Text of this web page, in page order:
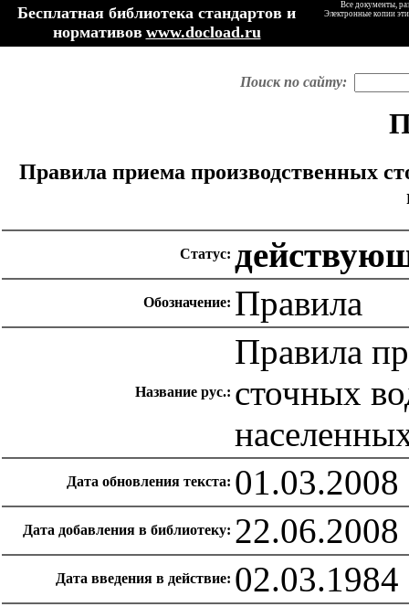
Бесплатная библиотека стандартов и
нормативов www.docload.ru
Все документы,
Электронные копии
Поиск по сайту:
Правила приема производственных
Статус:
Обозначение: Правила
Название рус.:
Правила
сточных
Дата обновления текста: 01.03.2008
Дата добавления в библиотеку: 22.06.2008
Дата введения в действие: 02.03.1984